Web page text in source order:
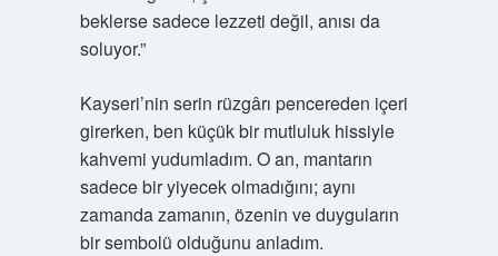
beklerse sadece lezzeti değil, anısı da
soluyor.”
Kayseri’nin serin rüzgârı pencereden içeri
girerken, ben küçük bir mutluluk hissiyle
kahvemi yudumladım. O an, mantarın
sadece bir yiyecek olmadığını; aynı
zamanda zamanın, özenin ve duyguların
bir sembolü olduğunu anladım.